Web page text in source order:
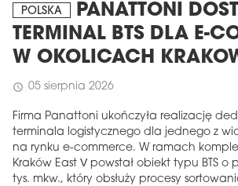
POLSKA
PANATTONI
TERMINAL BTS DLA E-
W OKOLICACH
schedule 05 sierpnia 2026
Firma Panattoni ukończyła realizację
terminala logistycznego dla jednego z
na rynku e-commerce. W ramach
Kraków East V powstał obiekt typu BTS o
tys. mkw., który obsłuży procesy